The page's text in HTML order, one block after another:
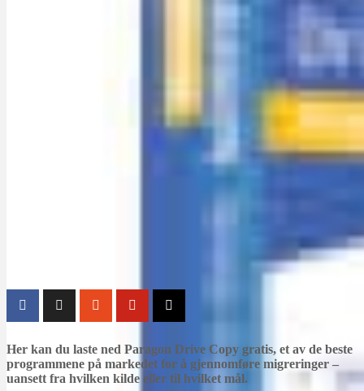
Her kan du laste ned Paragon Drive Copy gratis, et av de beste
programmene på markedet for å gjennomføre migreringer –
uansett fra hvilken kilde eller til hvilket mål.